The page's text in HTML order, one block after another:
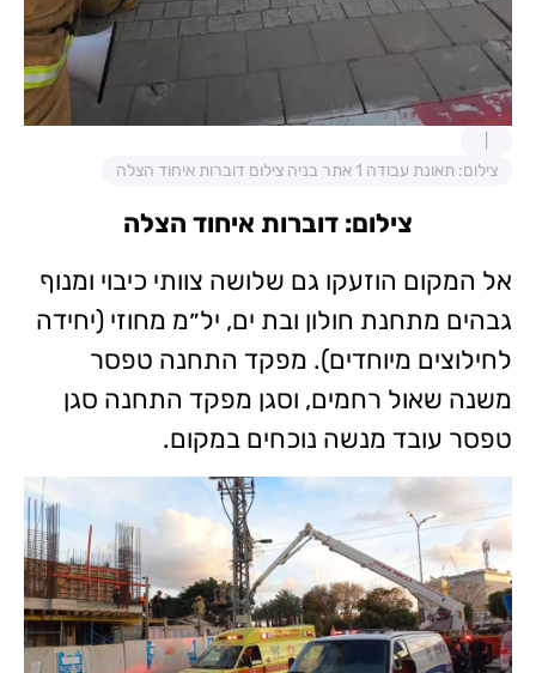
צילום: תאונת עבודה 1 אתר בניה צילום דוברות איחוד הצלה
צילום: דוברות איחוד הצלה
אל המקום הוזעקו גם שלושה צוותי כיבוי ומנוף
גבהים מתחנת חולון ובת ים, יל״מ מחוזי (יחידה
לחילוצים מיוחדים). מפקד התחנה טפסר
משנה שאול רחמים, וסגן מפקד התחנה סגן
טפסר עובד מנשה נוכחים במקום.